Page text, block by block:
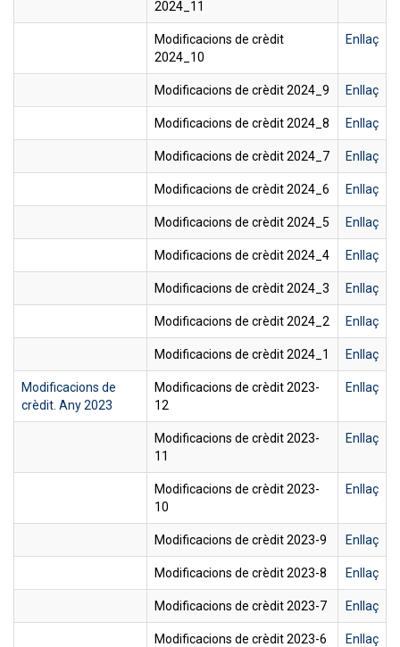
2024_11
Modificacions de crèdit
2024_10
Enllaç
Modificacions de crèdit 2024_9 Enllaç
Modificacions de crèdit 2024_8 Enllaç
Modificacions de crèdit 2024_7 Enllaç
Modificacions de crèdit 2024_6 Enllaç
Modificacions de crèdit 2024_5 Enllaç
Modificacions de crèdit 2024_4 Enllaç
Modificacions de crèdit 2024_3 Enllaç
Modificacions de crèdit 2024_2 Enllaç
Modificacions de crèdit 2024_1 Enllaç
Modificacions de
crèdit. Any 2023
Modificacions de crèdit 2023-
12
Enllaç
Modificacions de crèdit 2023-
11
Enllaç
Modificacions de crèdit 2023-
10
Enllaç
Modificacions de crèdit 2023-9 Enllaç
Modificacions de crèdit 2023-8 Enllaç
Modificacions de crèdit 2023-7 Enllaç
Modificacions de crèdit 2023-6 Enllaç